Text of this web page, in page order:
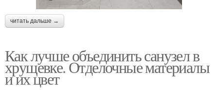
читать дальше →
Как лучше объединить санузел в
хрущевке. Отделочные материалы
и их цвет